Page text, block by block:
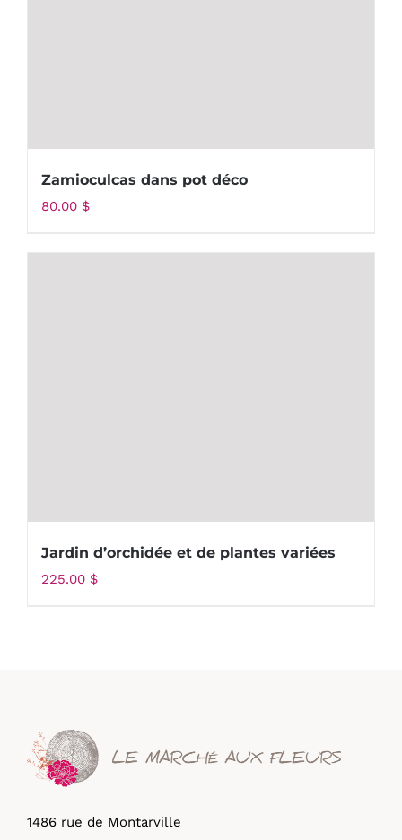
Zamioculcas dans pot déco
80.00 $
Jardin d’orchidée et de plantes variées
225.00 $
1486 rue de Montarville